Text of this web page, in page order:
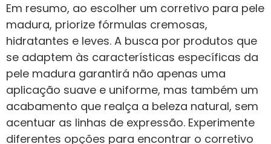
Em resumo, ao escolher um corretivo para pele
madura, priorize fórmulas cremosas,
hidratantes e leves. A busca por produtos que
se adaptem às características específicas da
pele madura garantirá não apenas uma
aplicação suave e uniforme, mas também um
acabamento que realça a beleza natural, sem
acentuar as linhas de expressão. Experimente
diferentes opções para encontrar o corretivo